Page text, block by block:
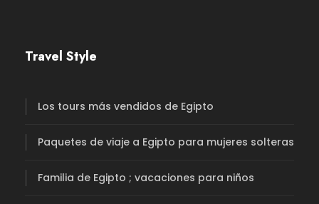
Travel Style
Los tours más vendidos de Egipto
Paquetes de viaje a Egipto para mujeres solteras
Familia de Egipto ; vacaciones para niños